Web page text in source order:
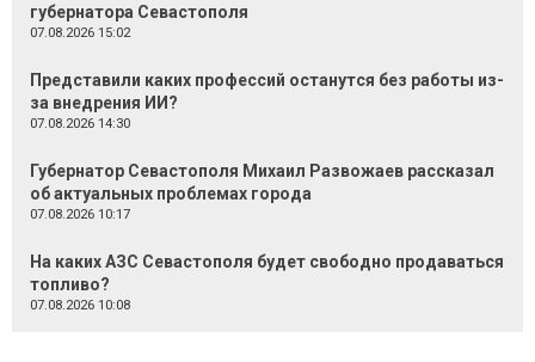
губернатора Севастополя
07.08.2026 15:02
Представили каких профессий останутся без работы из-
за внедрения ИИ?
07.08.2026 14:30
Губернатор Севастополя Михаил Развожаев рассказал
об актуальных проблемах города
07.08.2026 10:17
На каких АЗС Севастополя будет свободно продаваться
топливо?
07.08.2026 10:08